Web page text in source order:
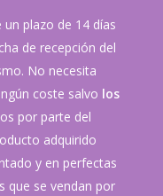
un plazo de 14 días
de recepción del
No necesita
coste salvo los
por parte del
adquirido
y en perfectas
que se vendan por